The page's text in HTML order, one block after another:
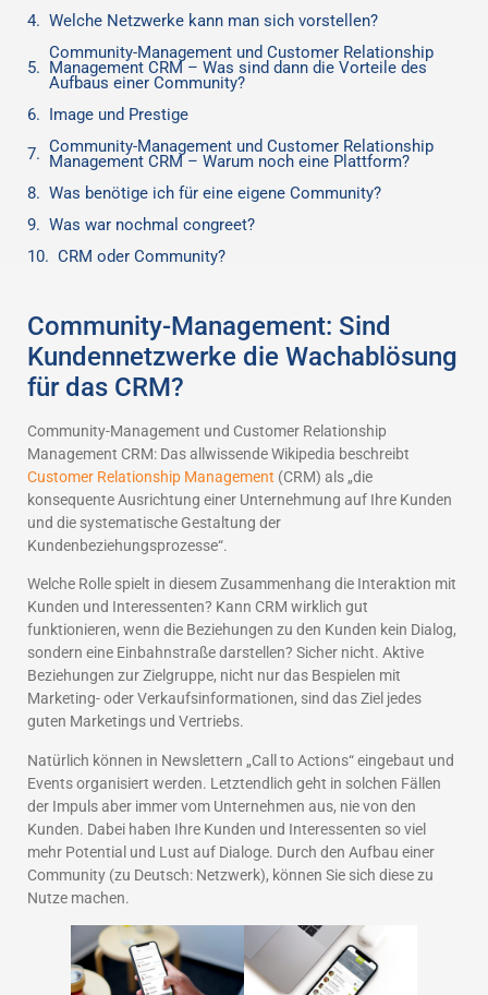
Welche Netzwerke kann man sich vorstellen?
Community-Management und Customer Relationship
Management CRM – Was sind dann die Vorteile des
Aufbaus einer Community?
Image und Prestige
Community-Management und Customer Relationship
Management CRM – Warum noch eine Plattform?
Was benötige ich für eine eigene Community?
Was war nochmal congreet?
CRM oder Community?
Community-Management: Sind
Kundennetzwerke die Wachablösung
für das CRM?
Community-Management und Customer Relationship
Management CRM: Das allwissende Wikipedia beschreibt
Customer Relationship Management (CRM) als „die
konsequente Ausrichtung einer Unternehmung auf Ihre Kunden
und die systematische Gestaltung der
Kundenbeziehungsprozesse“.
Welche Rolle spielt in diesem Zusammenhang die Interaktion mit
Kunden und Interessenten? Kann CRM wirklich gut
funktionieren, wenn die Beziehungen zu den Kunden kein Dialog,
sondern eine Einbahnstraße darstellen? Sicher nicht. Aktive
Beziehungen zur Zielgruppe, nicht nur das Bespielen mit
Marketing- oder Verkaufsinformationen, sind das Ziel jedes
guten Marketings und Vertriebs.
Natürlich können in Newslettern „Call to Actions“ eingebaut und
Events organisiert werden. Letztendlich geht in solchen Fällen
der Impuls aber immer vom Unternehmen aus, nie von den
Kunden. Dabei haben Ihre Kunden und Interessenten so viel
mehr Potential und Lust auf Dialoge. Durch den Aufbau einer
Community (zu Deutsch: Netzwerk), können Sie sich diese zu
Nutze machen.